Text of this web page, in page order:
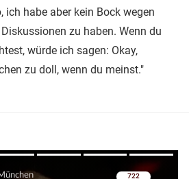
ich habe aber kein Bock wegen
zu haben. Wenn du
würde ich sagen: Okay,
zu doll, wenn du meinst."